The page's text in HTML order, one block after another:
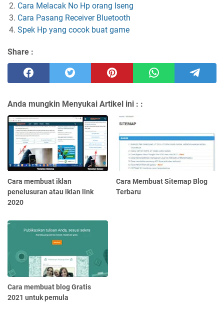
Cara Melacak No Hp orang Iseng
Cara Pasang Receiver Bluetooth
Spek Hp yang cocok buat game
Share :
Anda mungkin Menyukai Artikel ini : :
Cara membuat iklan
penelusuran atau iklan link
2020
Cara Membuat Sitemap Blog
Terbaru
Cara membuat blog Gratis
2021 untuk pemula